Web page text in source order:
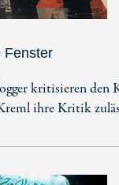
Fenster
kritisieren den
ihre Kritik